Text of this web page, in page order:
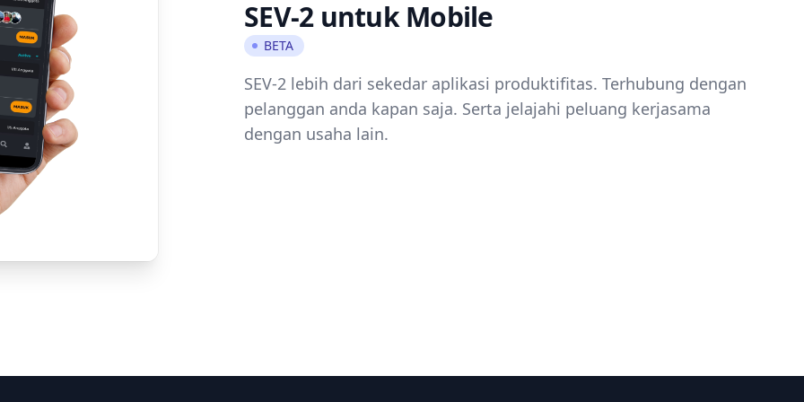
SEV-2 untuk Mobile
BETA
SEV-2 lebih dari sekedar aplikasi produktifitas. Terhubung dengan
pelanggan anda kapan saja. Serta jelajahi peluang kerjasama
dengan usaha lain.